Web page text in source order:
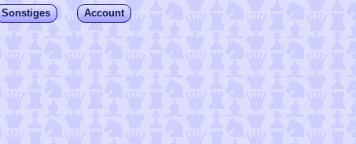
Sonstiges Account